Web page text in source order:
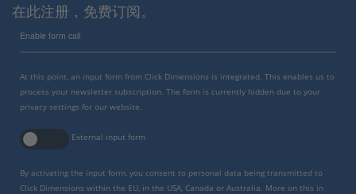
在此注册，免费订阅。
Enable form call
At this point, an input form from Click Dimensions is integrated. This enables us to
process your newsletter subscription. The form is currently hidden due to your
privacy settings for our website.
External input form
By activating the input form, you consent to personal data being transmitted to
Click Dimensions within the EU, in the USA, Canada or Australia. More on this in